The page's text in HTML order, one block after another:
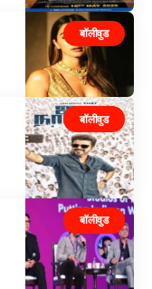
बॉलीवुड
बॉलीवुड
बॉलीवुड